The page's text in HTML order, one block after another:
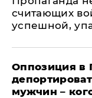
считающих
успешной,
Оппозиция в
мужчин –